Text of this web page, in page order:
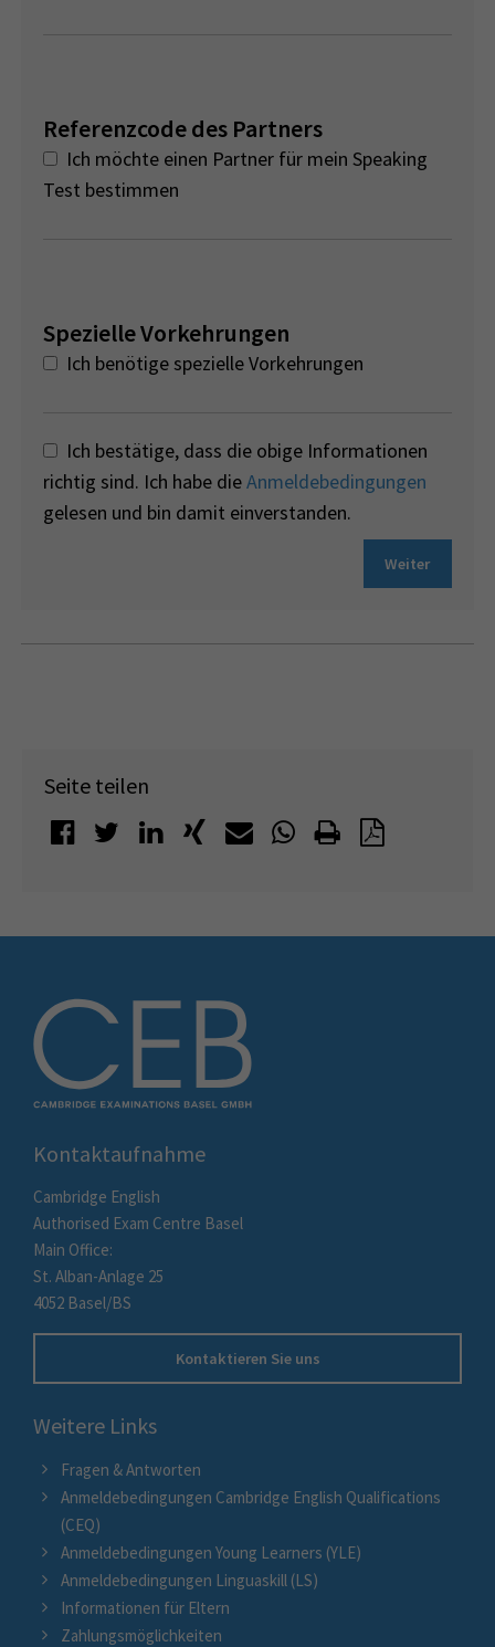
Referenzcode des Partners
Ich möchte einen Partner für mein Speaking
Test bestimmen
Spezielle Vorkehrungen
Ich benötige spezielle Vorkehrungen
Ich bestätige, dass die obige Informationen
richtig sind. Ich habe dieAnmeldebedingungen
gelesen und bin damit einverstanden.
Weiter
Seite teilen
Kontaktaufnahme
Cambridge English
Authorised Exam Centre Basel
Main Office:
St. Alban-Anlage 25
4052 Basel/BS
Kontaktieren Sie uns
Weitere Links
Fragen & Antworten
Anmeldebedingungen Cambridge English Qualifications
(CEQ)
Anmeldebedingungen Young Learners (YLE)
Anmeldebedingungen Linguaskill (LS)
Informationen für Eltern
Zahlungsmöglichkeiten